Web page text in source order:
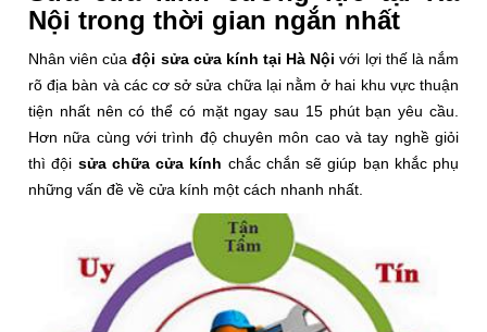
Nội trong thời gian ngắn nhất
Nhân viên củađội sửa cửa kính tại Hà Nội với lợi thế là nắm
rõ địa bàn và các cơ sở sửa chữa lại nằm ở hai khu vực thuận
tiện nhất nên có thể có mặt ngay sau 15 phút bạn yêu cầu.
Hơn nữa cùng với trình độ chuyên môn cao và tay nghề giỏi
thì đội sửa chữa cửa kính chắc chắn sẽ giúp bạn khắc phụ
những vấn đề về cửa kính một cách nhanh nhất.